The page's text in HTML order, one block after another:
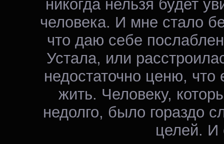
никогда нельзя будет
человека. И мне стало
что даю себе
Устала, или
недостаточно ценю, что
жить. Человеку,
недолго, было гораздо
целей. И